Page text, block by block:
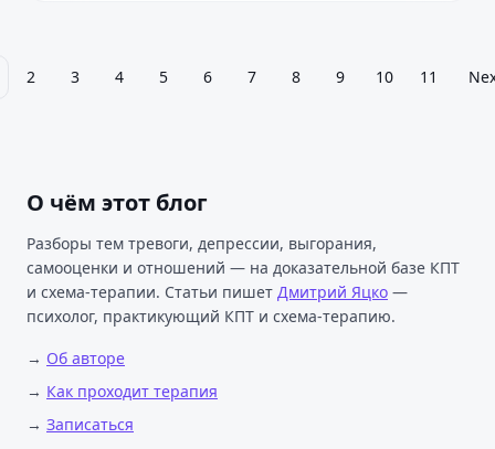
2 3 4 5 6 7 8 9 10 11
О чём этот блог
Разборы тем тревоги, депрессии, выгорания,
самооценки и отношений — на доказательной базе КПТ
и схема-терапии. Статьи пишет Дмитрий Яцко —
психолог, практикующий КПТ и схема-терапию.
→ Об авторе
→ Как проходит терапия
→ Записаться